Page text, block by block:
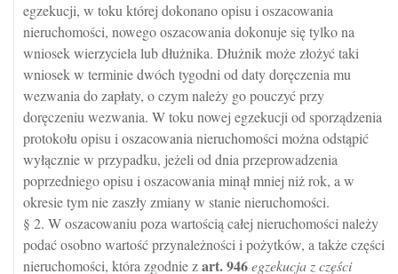
egzekucji, w toku której dokonano opisu i oszacowania
nieruchomości, nowego oszacowania dokonuje się tylko na
wniosek wierzyciela lub dłużnika. Dłużnik może złożyć taki
wniosek w terminie dwóch tygodni od daty doręczenia mu
wezwania do zapłaty, o czym należy go pouczyć przy
doręczeniu wezwania. W toku nowej egzekucji od sporządzenia
protokołu opisu i oszacowania nieruchomości można odstąpić
wyłącznie w przypadku, jeżeli od dnia przeprowadzenia
poprzedniego opisu i oszacowania minął mniej niż rok, a w
okresie tym nie zaszły zmiany w stanie nieruchomości.
§ 2. W oszacowaniu poza wartością całej nieruchomości należy
podać osobno wartość przynależności i pożytków, a także części
nieruchomości, która zgodnie zart.946egzekucja z części